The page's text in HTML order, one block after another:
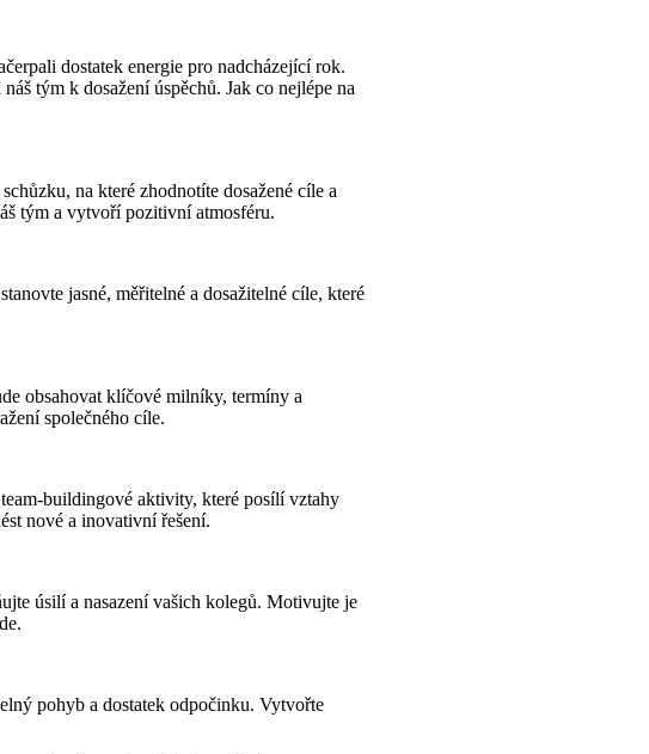
dostatek energie pro nadcházející rok.
tým k dosažení úspěchů. Jak co nejlépe na
na které zhodnotíte dosažené cíle a
tým a vytvoří pozitivní atmosféru.
jasné, měřitelné a dosažitelné cíle, které
obsahovat klíčové milníky, termíny a
společného cíle.
buildingové aktivity, které posílí vztahy
nové a inovativní řešení.
úsilí a nasazení vašich kolegů. Motivujte je
pohyb a dostatek odpočinku. Vytvořte